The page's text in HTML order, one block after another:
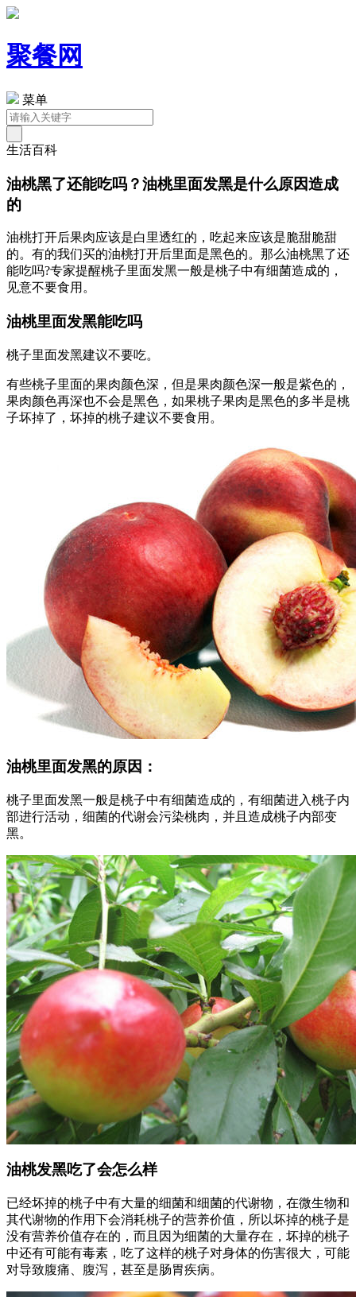
聚餐网
菜单
生活百科
油桃黑了还能吃吗？油桃里面发黑是什么原因造成
的
油桃打开后果肉应该是白里透红的，吃起来应该是脆甜脆甜
的。有的我们买的油桃打开后里面是黑色的。那么油桃黑了还
能吃吗?专家提醒桃子里面发黑一般是桃子中有细菌造成的，
见意不要食用。
油桃里面发黑能吃吗
桃子里面发黑建议不要吃。
有些桃子里面的果肉颜色深，但是果肉颜色深一般是紫色的，
果肉颜色再深也不会是黑色，如果桃子果肉是黑色的多半是桃
子坏掉了，坏掉的桃子建议不要食用。
油桃里面发黑的原因：
桃子里面发黑一般是桃子中有细菌造成的，有细菌进入桃子内
部进行活动，细菌的代谢会污染桃肉，并且造成桃子内部变
黑。
油桃发黑吃了会怎么样
已经坏掉的桃子中有大量的细菌和细菌的代谢物，在微生物和
其代谢物的作用下会消耗桃子的营养价值，所以坏掉的桃子是
没有营养价值存在的，而且因为细菌的大量存在，坏掉的桃子
中还有可能有毒素，吃了这样的桃子对身体的伤害很大，可能
对导致腹痛、腹泻，甚至是肠胃疾病。